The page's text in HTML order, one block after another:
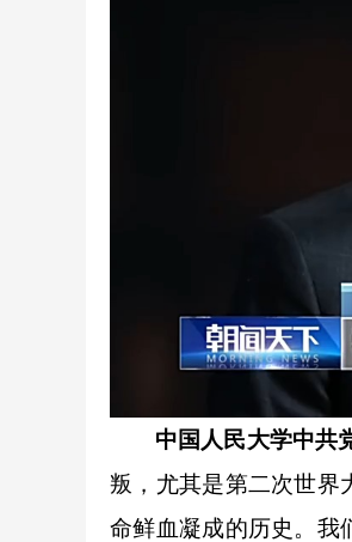
中国人民大学中共
叛，尤其是第二次世界
命鲜血凝成的历史。我